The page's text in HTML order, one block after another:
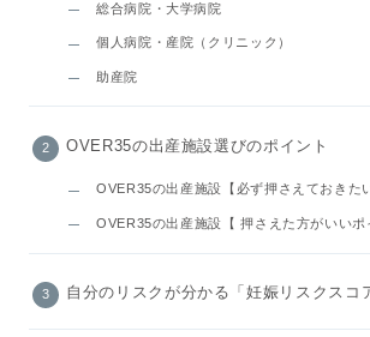
総合病院・大学病院
個人病院・産院（クリニック）
助産院
OVER35の出産施設選びのポイント
OVER35の出産施設【必ず押さえておきた
OVER35の出産施設【 押さえた方がいいポ
自分のリスクが分かる「妊娠リスクスコ